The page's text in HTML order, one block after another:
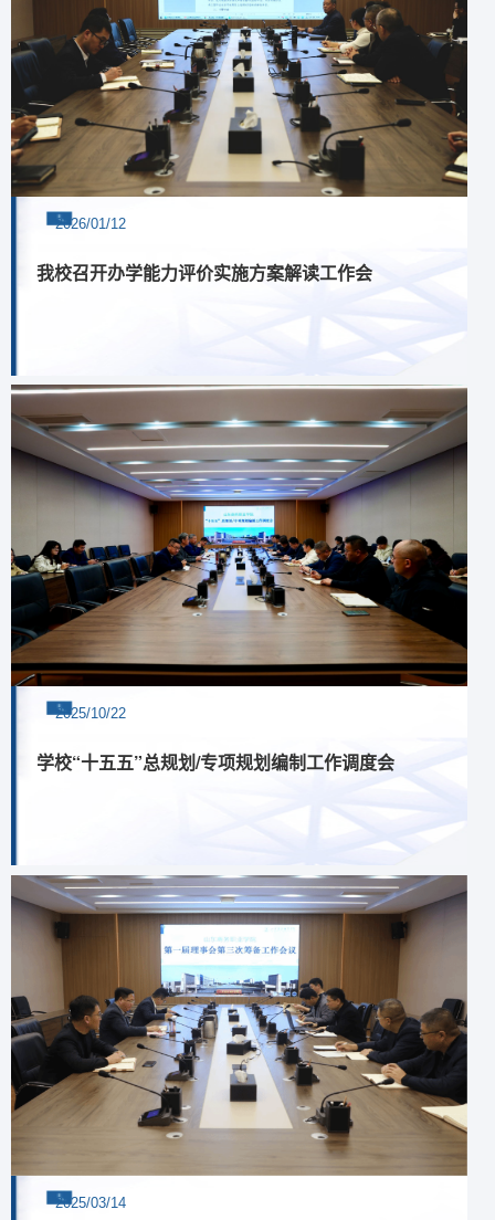
2026/01/12
我校召开办学能力评价实施方案解读工作会
2025/10/22
学校“十五五”总规划/专项规划编制工作调度会
2025/03/14